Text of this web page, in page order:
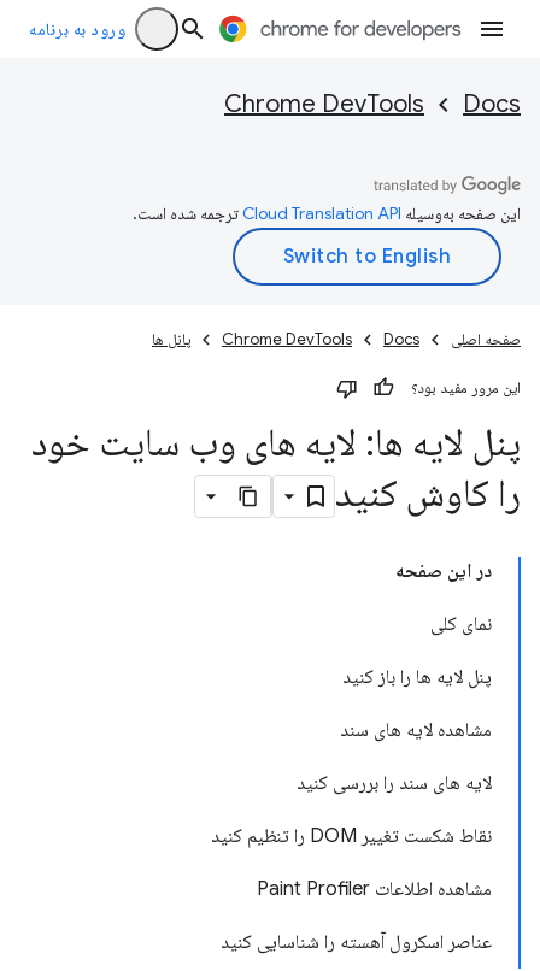
ورود به برنامه
Docs
Chrome DevTools
این صفحه به‌وسیله ترجمه شده است.
صفحه اصلی Docs
Chrome DevTools پانل ها
این مرور مفید بود؟
پنل لایه ها: لایه های وب سایت خود
را کاوش کنید
در این صفحه
نمای کلی
پنل لایه ها را باز کنید
مشاهده لایه های سند
لایه های سند را بررسی کنید
نقاط شکست تغییر DOM را تنظیم کنید
مشاهده اطلاعات Paint Profiler
عناصر اسکرول آهسته را شناسایی کنید